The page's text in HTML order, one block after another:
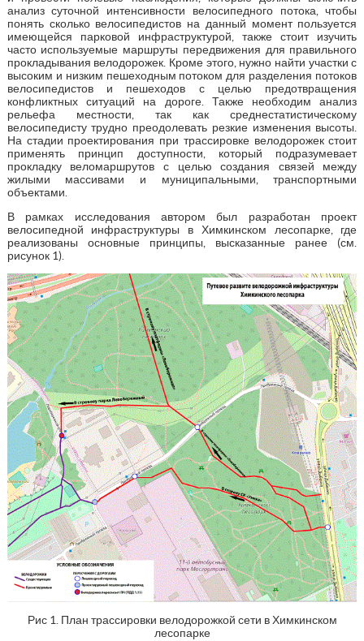
анализ суточной интенсивности велосипедного потока, чтобы
понять сколько велосипедистов на данный момент пользуется
имеющейся парковой инфраструктурой, также стоит изучить
часто используемые маршруты передвижения для правильного
прокладывания велодорожек. Кроме этого, нужно найти участки с
высоким и низким пешеходным потоком для разделения потоков
велосипедистов и пешеходов с целью предотвращения
конфликтных ситуаций на дороге. Также необходим анализ
рельефа местности, так как среднестатистическому
велосипедисту трудно преодолевать резкие изменения высоты.
На стадии проектирования при трассировке велодорожек стоит
применять принцип доступности, который подразумевает
прокладку веломаршрутов с целью создания связей между
жилыми массивами и муниципальными, транспортными
объектами.
В рамках исследования автором был разработан проект
велосипедной инфраструктуры в Химкинском лесопарке, где
реализованы основные принципы, высказанные ранее (см.
рисунок 1).
Рис 1. План трассировки велодорожкой сети в Химкинском
лесопарке